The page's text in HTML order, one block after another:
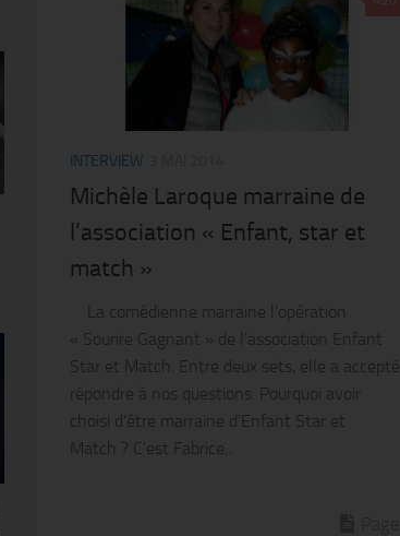
INTERVIEW
Michèle Laroque marraine de
l’association « Enfant, star et
match »
La comédienne marraine l’opération
« Sourire Gagnant » de l’association Enfant
Star et Match. Entre deux sets, elle a accepté
répondre à nos questions. Pourquoi avoir
choisi d’être marraine d’Enfant Star et
Match ? C’est Fabrice...